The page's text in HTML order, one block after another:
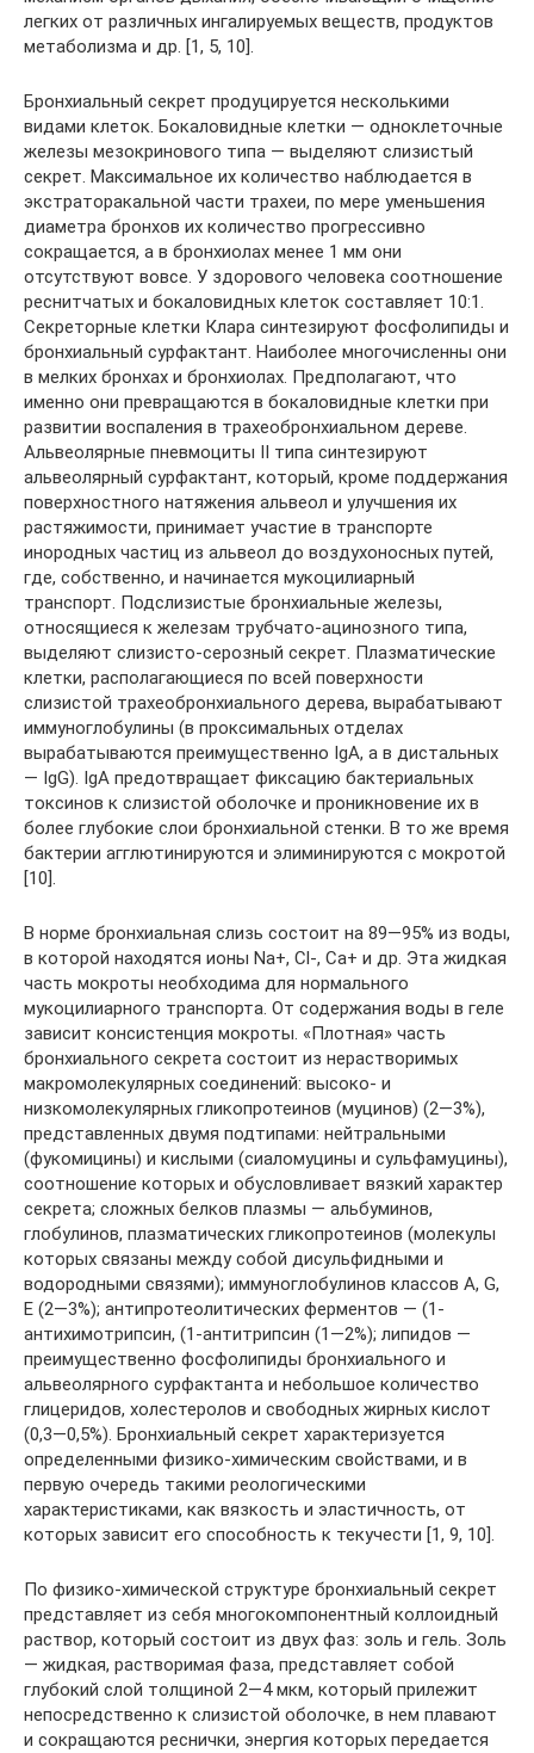
легких от различных ингалируемых веществ, продуктов
метаболизма и др. [1, 5, 10].
Бронхиальный секрет продуцируется несколькими
видами клеток. Бокаловидные клетки — одноклеточные
железы мезокринового типа — выделяют слизистый
секрет. Максимальное их количество наблюдается в
экстраторакальной части трахеи, по мере уменьшения
диаметра бронхов их количество прогрессивно
сокращается, а в бронхиолах менее 1 мм они
отсутствуют вовсе. У здорового человека соотношение
реснитчатых и бокаловидных клеток составляет 10:1.
Секреторные клетки Клара синтезируют фосфолипиды и
бронхиальный сурфактант. Наиболее многочисленны они
в мелких бронхах и бронхиолах. Предполагают, что
именно они превращаются в бокаловидные клетки при
развитии воспаления в трахеобронхиальном дереве.
Альвеолярные пневмоциты II типа синтезируют
альвеолярный сурфактант, который, кроме поддержания
поверхностного натяжения альвеол и улучшения их
растяжимости, принимает участие в транспорте
инородных частиц из альвеол до воздухоносных путей,
где, собственно, и начинается мукоцилиарный
транспорт. Подслизистые бронхиальные железы,
относящиеся к железам трубчато-ацинозного типа,
выделяют слизисто-серозный секрет. Плазматические
клетки, располагающиеся по всей поверхности
слизистой трахеобронхиального дерева, вырабатывают
иммуноглобулины (в проксимальных отделах
вырабатываются преимущественно IgA, а в дистальных
— IgG). IgA предотвращает фиксацию бактериальных
токсинов к слизистой оболочке и проникновение их в
более глубокие слои бронхиальной стенки. В то же время
бактерии агглютинируются и элиминируются с мокротой
[10].
В норме бронхиальная слизь состоит на 89—95% из воды,
в которой находятся ионы Na+, Cl-, Ca+ и др. Эта жидкая
часть мокроты необходима для нормального
мукоцилиарного транспорта. От содержания воды в геле
зависит консистенция мокроты. «Плотная» часть
бронхиального секрета состоит из нерастворимых
макромолекулярных соединений: высоко- и
низкомолекулярных гликопротеинов (муцинов) (2—3%),
представленных двумя подтипами: нейтральными
(фукомицины) и кислыми (сиаломуцины и сульфамуцины),
соотношение которых и обусловливает вязкий характер
секрета; сложных белков плазмы — альбуминов,
глобулинов, плазматических гликопротеинов (молекулы
которых связаны между собой дисульфидными и
водородными связями); иммуноглобулинов классов А, G,
Е (2—3%); антипротеолитических ферментов — (1-
антихимотрипсин, (1-антитрипсин (1—2%); липидов —
преимущественно фосфолипиды бронхиального и
альвеолярного сурфактанта и небольшое количество
глицеридов, холестеролов и свободных жирных кислот
(0,3—0,5%). Бронхиальный секрет характеризуется
определенными физико-химическим свойствами, и в
первую очередь такими реологическими
характеристиками, как вязкость и эластичность, от
которых зависит его способность к текучести [1, 9, 10].
По физико-химической структуре бронхиальный секрет
представляет из себя многокомпонентный коллоидный
раствор, который состоит из двух фаз: золь и гель. Золь
— жидкая, растворимая фаза, представляет собой
глубокий слой толщиной 2—4 мкм, который прилежит
непосредственно к слизистой оболочке, в нем плавают
и сокращаются реснички, энергия которых передается